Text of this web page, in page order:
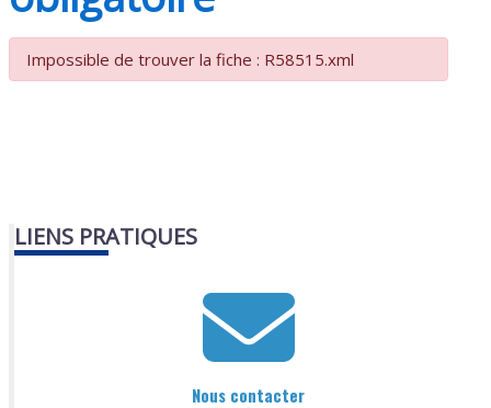
Impossible de trouver la fiche : R58515.xml
LIENS PRATIQUES
Nous contacter